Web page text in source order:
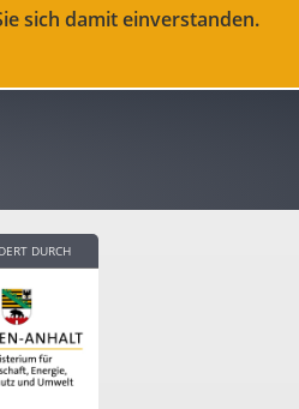
sich damit einverstanden.
DURCH